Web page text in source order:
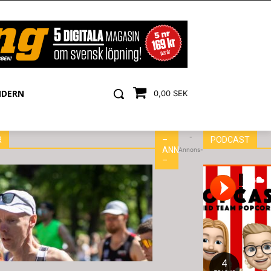
0,00 SEK
–
ANNONS
–
-
Annons-
PODCAST